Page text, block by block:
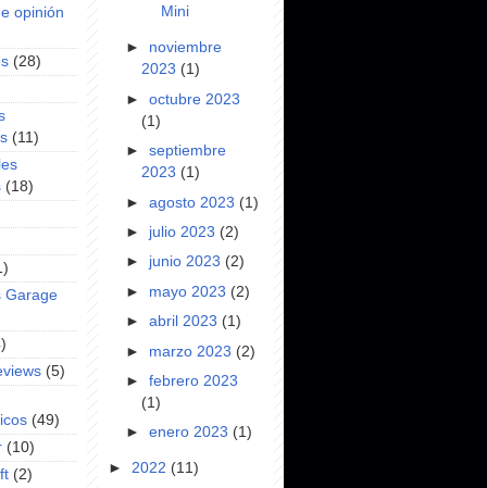
opinión
(28)
(11)
(18)
Garage
(5)
(49)
(10)
(2)
Mini
► noviembre
2023 (1)
►octubre 2023
(1)
►septiembre
2023 (1)
►agosto 2023 (1)
► julio 2023 (2)
► junio 2023 (2)
► mayo 2023 (2)
►abril 2023 (1)
► marzo 2023 (2)
►febrero 2023
(1)
►enero 2023 (1)
► 2022 (11)